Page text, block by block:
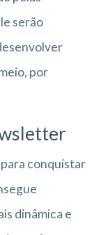
serão
por
conquistar
dinâmica e